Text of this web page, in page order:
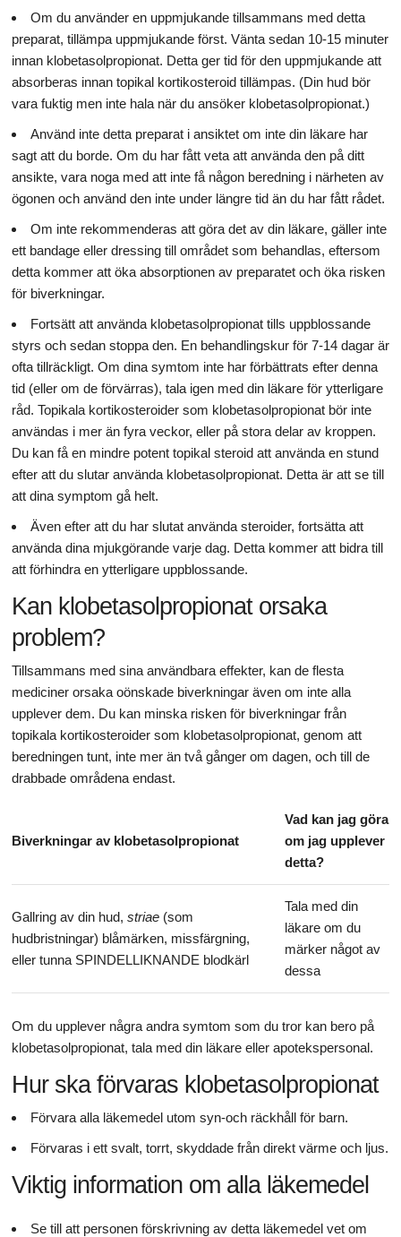
Om du använder en uppmjukande tillsammans med detta
preparat, tillämpa uppmjukande först. Vänta sedan 10-15 minuter
innan klobetasolpropionat. Detta ger tid för den uppmjukande att
absorberas innan topikal kortikosteroid tillämpas. (Din hud bör
vara fuktig men inte hala när du ansöker klobetasolpropionat.)
Använd inte detta preparat i ansiktet om inte din läkare har
sagt att du borde. Om du har fått veta att använda den på ditt
ansikte, vara noga med att inte få någon beredning i närheten av
ögonen och använd den inte under längre tid än du har fått rådet.
Om inte rekommenderas att göra det av din läkare, gäller inte
ett bandage eller dressing till området som behandlas, eftersom
detta kommer att öka absorptionen av preparatet och öka risken
för biverkningar.
Fortsätt att använda klobetasolpropionat tills uppblossande
styrs och sedan stoppa den. En behandlingskur för 7-14 dagar är
ofta tillräckligt. Om dina symtom inte har förbättrats efter denna
tid (eller om de förvärras), tala igen med din läkare för ytterligare
råd. Topikala kortikosteroider som klobetasolpropionat bör inte
användas i mer än fyra veckor, eller på stora delar av kroppen.
Du kan få en mindre potent topikal steroid att använda en stund
efter att du slutar använda klobetasolpropionat. Detta är att se till
att dina symptom gå helt.
Även efter att du har slutat använda steroider, fortsätta att
använda dina mjukgörande varje dag. Detta kommer att bidra till
att förhindra en ytterligare uppblossande.
Kan klobetasolpropionat orsaka
problem?
Tillsammans med sina användbara effekter, kan de flesta
mediciner orsaka oönskade biverkningar även om inte alla
upplever dem. Du kan minska risken för biverkningar från
topikala kortikosteroider som klobetasolpropionat, genom att
beredningen tunt, inte mer än två gånger om dagen, och till de
drabbade områdena endast.
Biverkningar av klobetasolpropionat
Vad kan jag göra
om jag upplever
detta?
Gallring av din hud, striae (som
hudbristningar) blåmärken, missfärgning,
eller tunna SPINDELLIKNANDE blodkärl
Tala med din
läkare om du
märker något av
dessa
Om du upplever några andra symtom som du tror kan bero på
klobetasolpropionat, tala med din läkare eller apotekspersonal.
Hur ska förvaras klobetasolpropionat
Förvara alla läkemedel utom syn-och räckhåll för barn.
Förvaras i ett svalt, torrt, skyddade från direkt värme och ljus.
Viktig information om alla läkemedel
Se till att personen förskrivning av detta läkemedel vet om